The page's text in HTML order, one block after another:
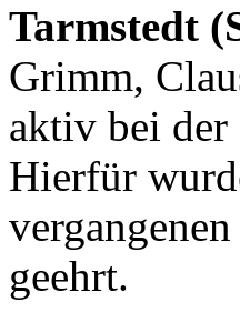
Tarmstedt
Grimm,
aktiv bei der
Hierfür
geehrt.